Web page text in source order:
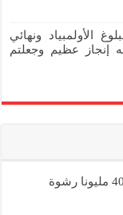
الأولمبياد ونهائي
سنة’.. إنه إنجاز عظيم وجعلتم